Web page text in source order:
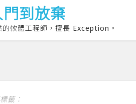
到放棄
的軟體工程師，擅長 Exception。
籤：